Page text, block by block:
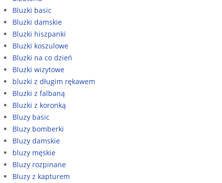
Bluzki basic
Bluzki damskie
Bluzki hiszpanki
Bluzki koszulowe
Bluzki na co dzień
Bluzki wizytowe
bluzki z długim rękawem
Bluzki z falbaną
Bluzki z koronką
Bluzy basic
Bluzy bomberki
Bluzy damskie
bluzy męskie
Bluzy rozpinane
Bluzy z kapturem